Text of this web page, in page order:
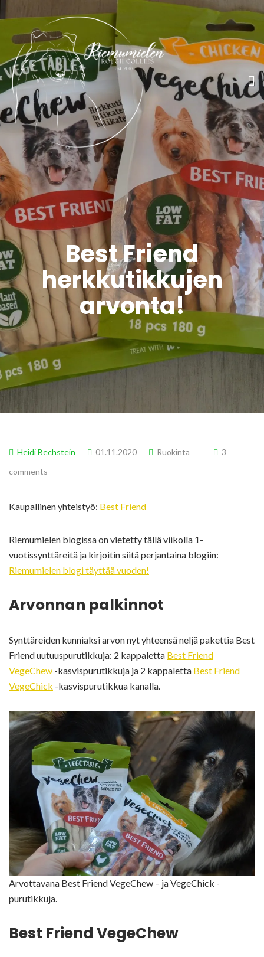
Best Friend
herkkutikkujen
arvonta!
Heidi Bechstein 01.11.2020 Ruokinta
3
comments
Kaupallinen yhteistyö: Best Friend
Riemumielen blogissa on vietetty tällä viikolla 1-
vuotissynttäreitä ja kirjoitin siitä perjantaina blogiin:
Riemumielen blogi täyttää vuoden!
Arvonnan palkinnot
Synttäreiden kunniaksi arvon nyt yhteensä neljä pakettia Best
Friend uutuuspurutikkuja: 2 kappaletta Best Friend
VegeChew -kasvispurutikkuja ja 2 kappaletta Best Friend
VegeChick -kasvispurutikkua kanalla.
Arvottavana Best Friend VegeChew – ja VegeChick -
purutikkuja.
Best Friend VegeChew